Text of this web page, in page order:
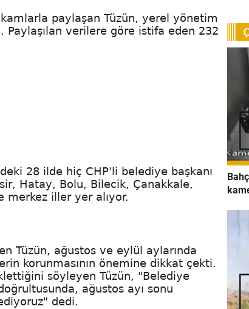
paylaşan Tüzün, yerel yönetim
Paylaşılan verilere göre istifa eden 232
28 ilde hiç CHP'li belediye başkanı
Hatay, Bolu, Bilecik, Çanakkale,
merkez iller yer alıyor.
Tüzün, ağustos ve eylül aylarında
korunmasının önemine dikkat çekti.
söyleyen Tüzün, "Belediye
ağustos ayı sonu
dedi.